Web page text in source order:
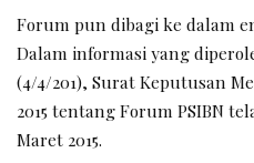
Forum pun dibagi ke dalam
Dalam informasi yang
(4/4/201), Surat Keputusan
2015 tentang Forum PSIBN
Maret 2015.